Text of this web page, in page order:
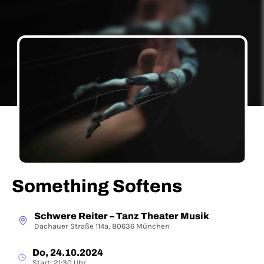
Something Softens
Schwere Reiter – Tanz Theater Musik
Dachauer Straße 114a, 80636 München
Do, 24.10.2024